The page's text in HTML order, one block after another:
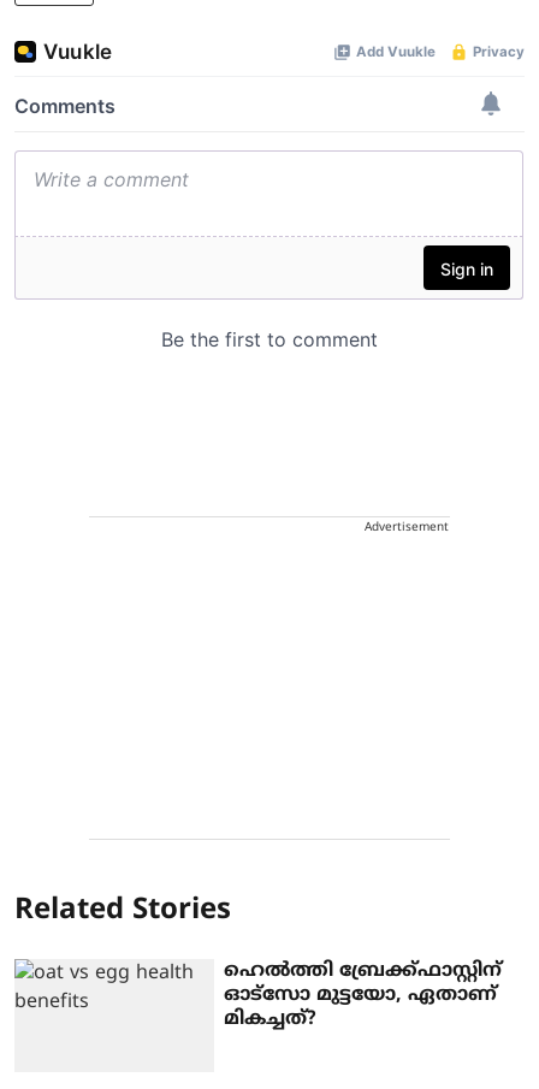
Advertisement
Related Stories
ഹെൽത്തി ബ്രേക്ക്ഫാസ്റ്റിന്
ഓട്സോ മുട്ടയോ, ഏതാണ്
മികച്ചത്?